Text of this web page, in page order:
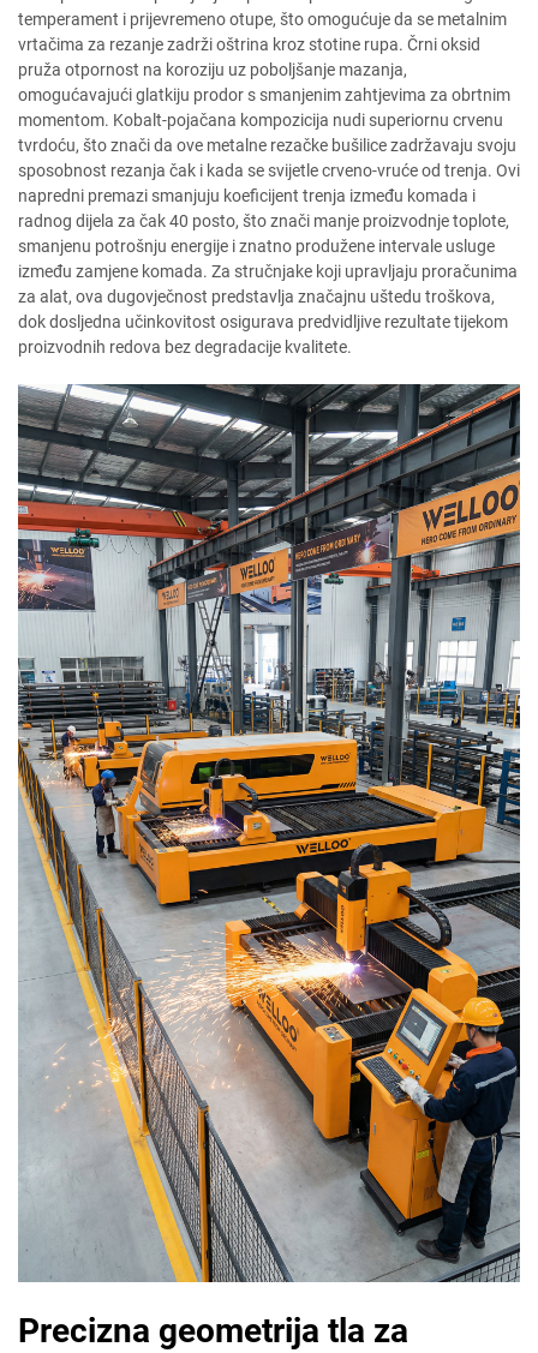
temperament i prijevremeno otupe, što omogućuje da se metalnim
vrtačima za rezanje zadrži oštrina kroz stotine rupa. Črni oksid
pruža otpornost na koroziju uz poboljšanje mazanja,
omogućavajući glatkiju prodor s smanjenim zahtjevima za obrtnim
momentom. Kobalt-pojačana kompozicija nudi superiornu crvenu
tvrdoću, što znači da ove metalne rezačke bušilice zadržavaju svoju
sposobnost rezanja čak i kada se svijetle crveno-vruće od trenja. Ovi
napredni premazi smanjuju koeficijent trenja između komada i
radnog dijela za čak 40 posto, što znači manje proizvodnje toplote,
smanjenu potrošnju energije i znatno produžene intervale usluge
između zamjene komada. Za stručnjake koji upravljaju proračunima
za alat, ova dugovječnost predstavlja značajnu uštedu troškova,
dok dosljedna učinkovitost osigurava predvidljive rezultate tijekom
proizvodnih redova bez degradacije kvalitete.
Precizna geometrija tla za